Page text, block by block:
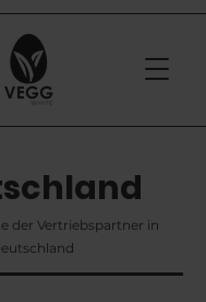
der Vertriebspartner in